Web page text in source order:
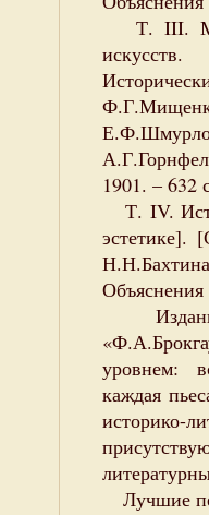
Т. III.
1901. – 632
Т. IV.
эстетике].
Издания
уровнем:
каждая
Лучшие